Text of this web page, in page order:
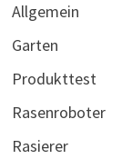
Allgemein
Garten
Produkttest
Rasenroboter
Rasierer